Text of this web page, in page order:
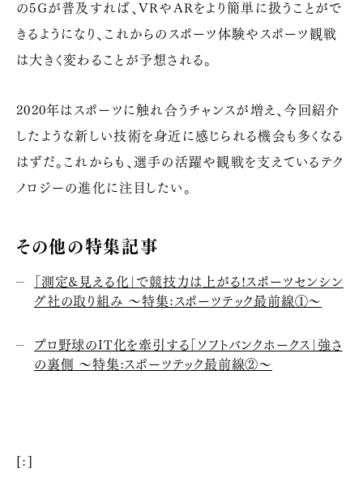
の5Gが普及すれば、 VRやARをより簡単に扱うことがで
きるようになり、これからのスポーツ体験やスポーツ観戦
は大きく変わることが予想される。
2020年はスポーツに触れ合うチャンスが増え、今回紹介
したような新しい技術を身近に感じられる機会も多くなる
はずだ。これからも、選手の活躍や観戦を支えているテク
ノロジーの進化に注目したい。
その他の特集記事
「測定&見える化」で競技力は上がる!スポーツセンシン
グ社の取り組み 〜特集:スポーツテック最前線①〜
プロ野球のIT化を牽引する「ソフトバンクホークス」強さ
の裏側 〜特集:スポーツテック最前線②〜
[:]